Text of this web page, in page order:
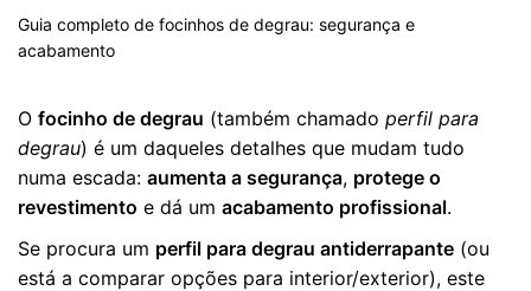
Guia completo de focinhos de degrau: segurança e
acabamento
O focinho de degrau (também chamado perfil para
degrau) é um daqueles detalhes que mudam tudo
numa escada: aumenta a segurança, protege o
revestimento e dá um acabamento profissional.
Se procura um perfil para degrau antiderrapante (ou
está a comparar opções para interior/exterior), este